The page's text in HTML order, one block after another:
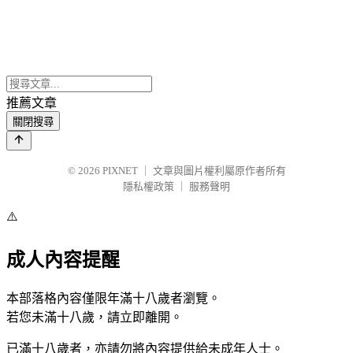
推薦文章
關閉搜尋
© 2026 PIXNET
文章與圖片權利屬原作者所有
隱私權政策
服務聲明
⚠️
成人內容提醒
本部落格內容僅限年滿十八歲者瀏覽。
若您未滿十八歲，請立即離開。
已滿十八歲者，亦請勿將內容提供給未成年人士。